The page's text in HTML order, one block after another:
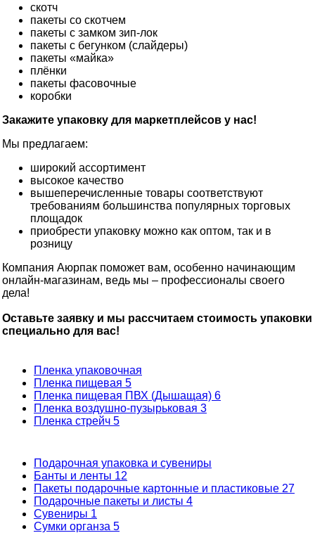
скотч
пакеты со скотчем
пакеты с замком зип-лок
пакеты с бегунком (слайдеры)
пакеты «майка»
плёнки
пакеты фасовочные
коробки
Закажите упаковку для маркетплейсов у нас!
Мы предлагаем:
широкий ассортимент
высокое качество
вышеперечисленные товары соответствуют
требованиям большинства популярных торговых
площадок
приобрести упаковку можно как оптом, так и в
розницу
Компания Аюрпак поможет вам, особенно начинающим
онлайн-магазинам, ведь мы – профессионалы своего
дела!
Оставьте заявку и мы рассчитаем стоимость упаковки
специально для вас!
Пленка упаковочная
Пленка пищевая 5
Пленка пищевая ПВХ (Дышащая) 6
Пленка воздушно-пузырьковая 3
Пленка стрейч 5
Подарочная упаковка и сувениры
Банты и ленты 12
Пакеты подарочные картонные и пластиковые 27
Подарочные пакеты и листы 4
Сувениры 1
Сумки органза 5